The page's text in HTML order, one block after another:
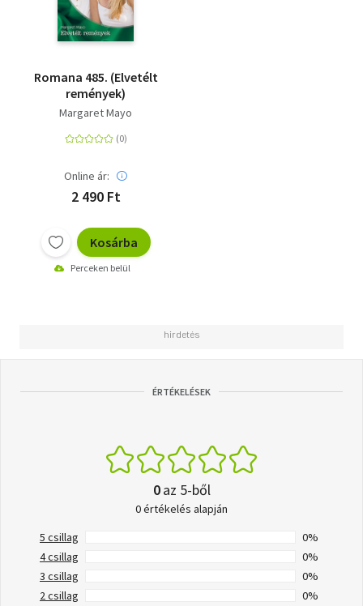
Romana 485. (Elvetélt
remények)
Margaret Mayo
Online ár:
2 490 Ft
Kosárba
Perceken belül
ÉRTÉKELÉSEK
0az 5-ből
0 értékelés alapján
5 csillag
0%
4 csillag
0%
3 csillag
0%
2 csillag
0%